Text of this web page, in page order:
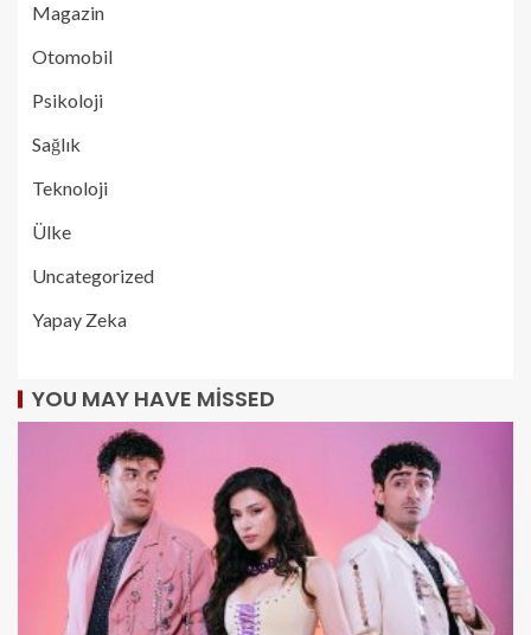
Magazin
Otomobil
Psikoloji
Sağlık
Teknoloji
Ülke
Uncategorized
Yapay Zeka
YOU MAY HAVE MISSED